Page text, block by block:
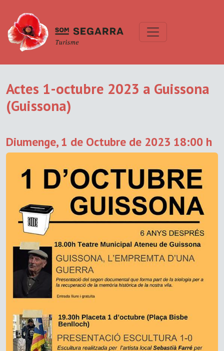
Actes 1-octubre 2023 a Guissona
(Guissona)
Diumenge, 1 de Octubre de 2023 18:00 h